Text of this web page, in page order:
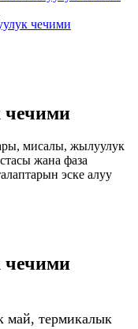
чечими
чечими
мисалы, жылуулук
жана фаза
эске алуу
чечими
май, термикалык